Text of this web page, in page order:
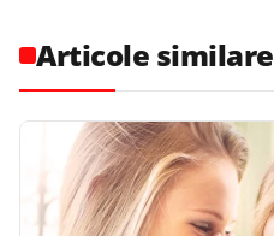
Articole similare